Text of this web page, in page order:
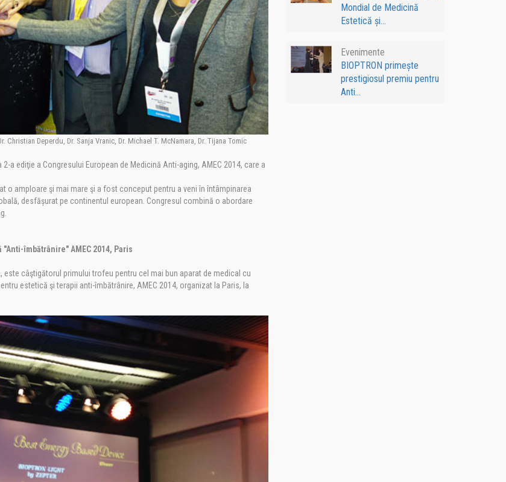
Deperdu, Dr. Sanja Vranic, Dr. Michael T. McNamara, Dr. Tijana Tomic
a ediţie a Congresului European de Medicină Anti-aging, AMEC 2014, care a
o amploare şi mai mare şi a fost conceput pentru a veni în întâmpinarea
desfășurat pe continentul european. Congresul combină o abordare
îmbătrânire" AMEC 2014, Paris
este câştigătorul primului trofeu pentru cel mai bun aparat de medical cu
estetică şi terapii anti-îmbătrânire, AMEC 2014, organizat la Paris, la
Mondial de Medicină
Estetică și...
Evenimente
BIOPTRON primește
prestigiosul premiu pentru
Anti...